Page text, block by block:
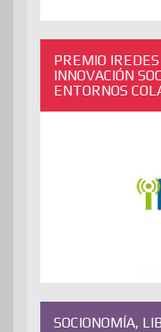
PREMIO
INNOVACIÓN
ENTORNOS
SOCIONOMÍA,